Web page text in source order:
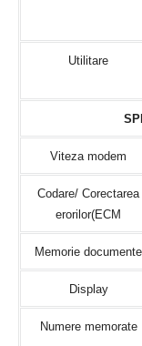
Utilitare
Viteza modem
Codare/ Corectarea
erorilor(ECM
Memorie documente
Display
Numere memorate